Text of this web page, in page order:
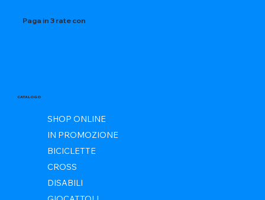
Paga in 3 rate con
CATALOGO
SHOP ONLINE
IN PROMOZIONE
BICICLETTE
CROSS
DISABILI